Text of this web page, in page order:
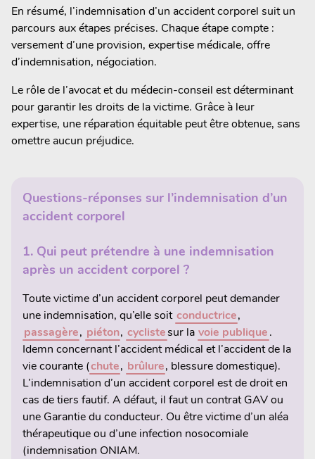
En résumé, l’indemnisation d’un accident corporel suit un
parcours aux étapes précises. Chaque étape compte :
versement d’une provision, expertise médicale, offre
d’indemnisation, négociation.
Le rôle de l’avocat et du médecin-conseil est déterminant
pour garantir les droits de la victime. Grâce à leur
expertise, une réparation équitable peut être obtenue, sans
omettre aucun préjudice.
Questions-réponses sur l’indemnisation d’un
accident corporel
1. Qui peut prétendre à une indemnisation
après un accident corporel ?
Toute victime d’un accident corporel peut demander
une indemnisation, qu’elle soit conductrice,
passagère, piéton, cyclistesur la voie publique.
Idemn concernant l’accident médical et l’accident de la
vie courante (chute, brûlure, blessure domestique).
L’indemnisation d’un accident corporel est de droit en
cas de tiers fautif. A défaut, il faut un contrat GAV ou
une Garantie du conducteur. Ou être victime d’un aléa
thérapeutique ou d’une infection nosocomiale
(indemnisation ONIAM.